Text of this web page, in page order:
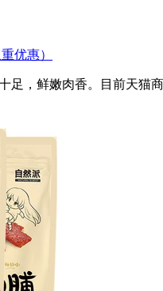
优惠）
，鲜嫩肉香。目前天猫